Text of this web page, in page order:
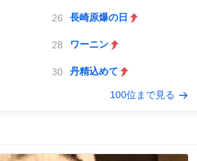
長崎原爆の日
ワーニン
丹精込めて
100位まで見る